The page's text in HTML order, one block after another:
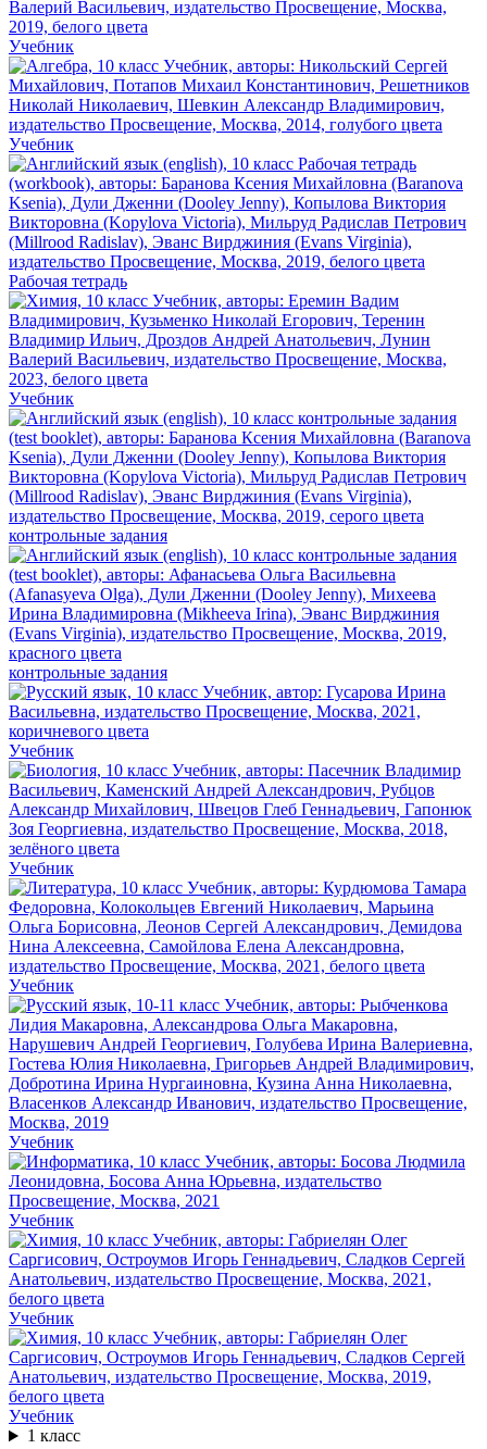
Учебник
Учебник
Рабочая тетрадь
Учебник
контрольные задания
контрольные задания
Учебник
Учебник
Учебник
Учебник
Учебник
Учебник
Учебник
1 класс